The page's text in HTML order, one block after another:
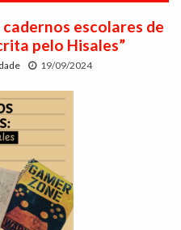
escolares de
pelo Hisales”
19/09/2024